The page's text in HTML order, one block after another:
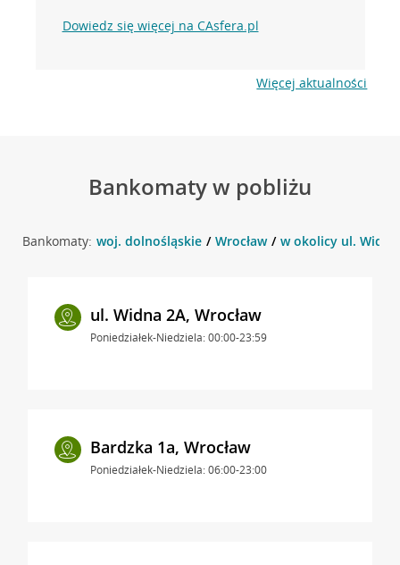
Dowiedz się więcej na CAsfera.pl
Więcej aktualności
Bankomaty w pobliżu
Bankomaty: woj. dolnośląskie Wrocław w okolicy ul. Widna
ul. Widna 2A, Wrocław
Poniedziałek-Niedziela: 00:00-23:59
Bardzka 1a, Wrocław
Poniedziałek-Niedziela: 06:00-23:00